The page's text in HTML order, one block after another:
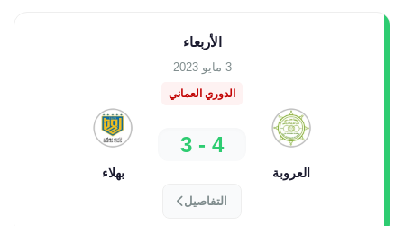
الأربعاء
3 مايو 2023
الدوري العماني
العروبة
4 - 3
بهلاء
التفاصيل